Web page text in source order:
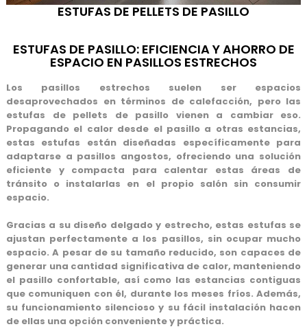
ESTUFAS DE PELLETS DE PASILLO
ESTUFAS DE PASILLO: EFICIENCIA Y AHORRO DE
ESPACIO EN PASILLOS ESTRECHOS
Los pasillos estrechos suelen ser espacios
desaprovechados en términos de calefacción, pero las
estufas de pellets de pasillo vienen a cambiar eso.
Propagando el calor desde el pasillo a otras estancias,
estas estufas están diseñadas específicamente para
adaptarse a pasillos angostos, ofreciendo una solución
eficiente y compacta para calentar estas áreas de
tránsito o instalarlas en el propio salón sin consumir
espacio.
Gracias a su diseño delgado y estrecho, estas estufas se
ajustan perfectamente a los pasillos, sin ocupar mucho
espacio. A pesar de su tamaño reducido, son capaces de
generar una cantidad significativa de calor, manteniendo
el pasillo confortable, así como las estancias contiguas
que comuniquen con él, durante los meses fríos. Además,
su funcionamiento silencioso y su fácil instalación hacen
de ellas una opción conveniente y práctica.